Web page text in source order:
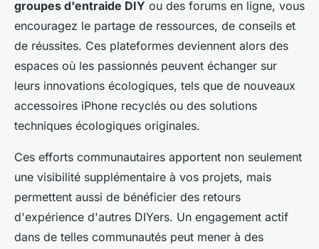
groupes d'entraide DIY ou des forums en ligne, vous
encouragez le partage de ressources, de conseils et
de réussites. Ces plateformes deviennent alors des
espaces où les passionnés peuvent échanger sur
leurs innovations écologiques, tels que de nouveaux
accessoires iPhone recyclés ou des solutions
techniques écologiques originales.
Ces efforts communautaires apportent non seulement
une visibilité supplémentaire à vos projets, mais
permettent aussi de bénéficier des retours
d'expérience d'autres DIYers. Un engagement actif
dans de telles communautés peut mener à des